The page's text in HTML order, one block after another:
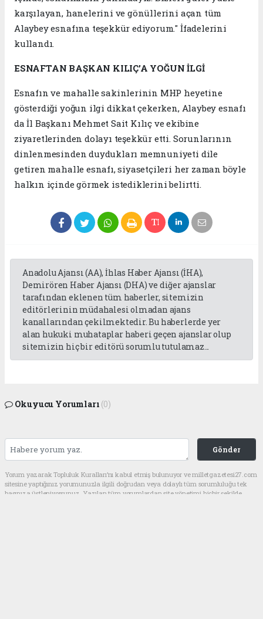
karşılayan, hanelerini ve gönüllerini açan tüm
Alaybey esnafına teşekkür ediyorum." İfadelerini
kullandı.
ESNAFTAN BAŞKAN KILIÇ’A YOĞUN İLGİ
Esnafın ve mahalle sakinlerinin MHP heyetine
gösterdiği yoğun ilgi dikkat çekerken, Alaybey esnafı
da İl Başkanı Mehmet Sait Kılıç ve ekibine
ziyaretlerinden dolayı teşekkür etti. Sorunlarının
dinlenmesinden duydukları memnuniyeti dile
getiren mahalle esnafı, siyasetçileri her zaman böyle
halkın içinde görmek istediklerini belirtti.
Anadolu Ajansı (AA), İhlas Haber Ajansı (İHA),
Demirören Haber Ajansı (DHA) ve diğer ajanslar
tarafından eklenen tüm haberler, sitemizin
editörlerinin müdahalesi olmadan ajans
kanallarından çekilmektedir. Bu haberlerde yer
alan hukuki muhataplar haberi geçen ajanslar olup
sitemizin hiç bir editörü sorumlu tutulamaz...
Okuyucu Yorumları (0)
Gönder
Yorum yazarak Topluluk Kuralları’nı kabul etmiş bulunuyor ve milletgazetesi27.com
sitesine yaptığınız yorumunuzla ilgili doğrudan veya dolaylı tüm sorumluluğu tek
başınıza üstleniyorsunuz. Yazılan tüm yorumlardan site yönetimi hiçbir şekilde